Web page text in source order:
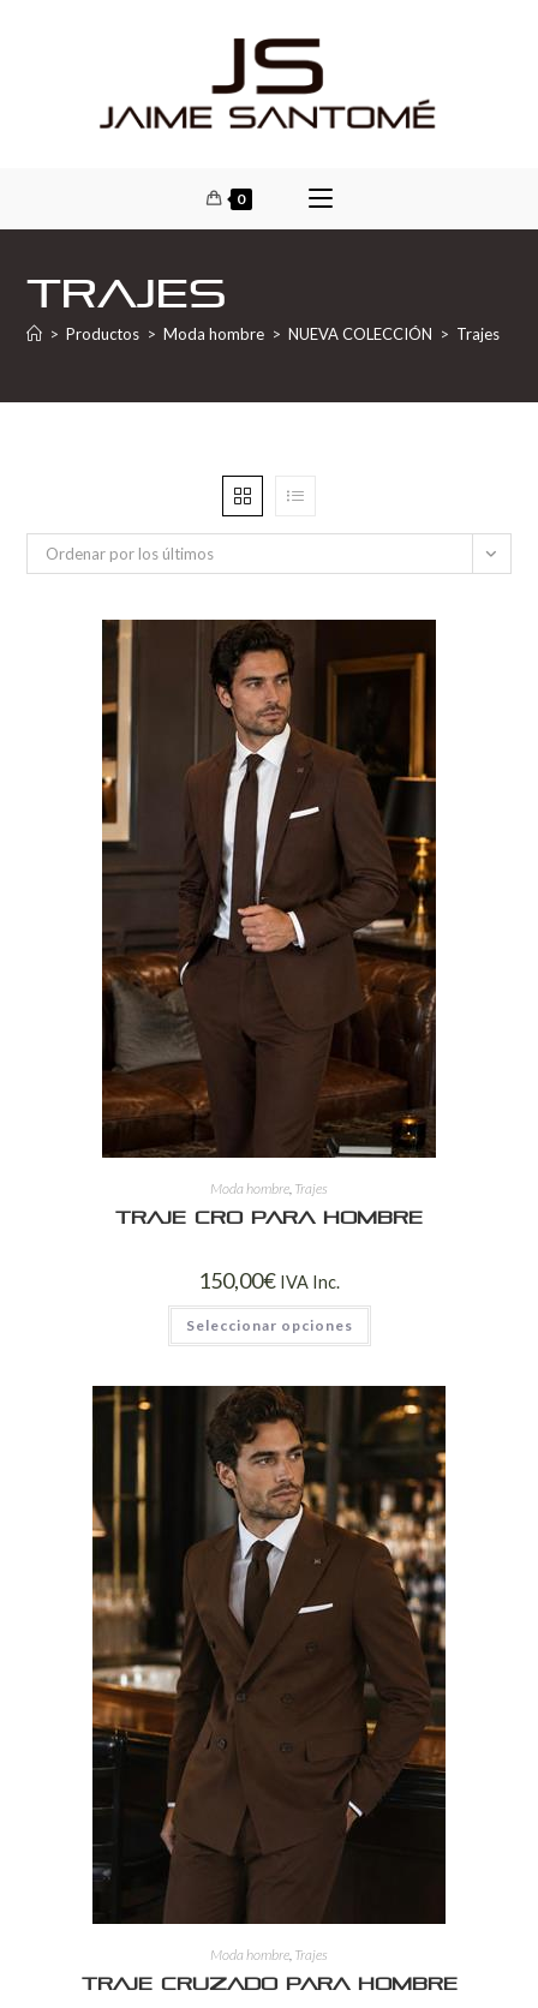
0
Trajes
> Productos > Moda hombre > NUEVA COLECCIÓN > Trajes
Ordenar por los últimos
Moda hombre, Trajes
Traje Cro para Hombre
150,00€ IVA Inc.
Seleccionar opciones
Moda hombre Trajes
Traje Cruzado para Hombre